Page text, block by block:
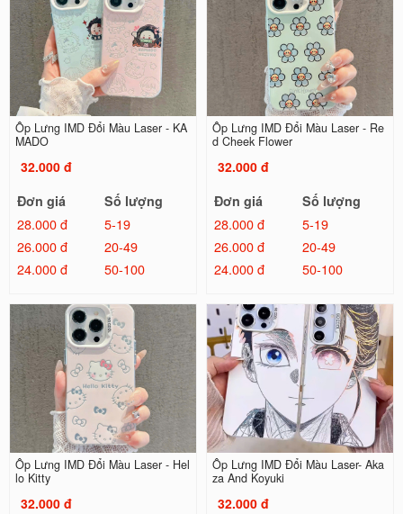
Ốp Lưng IMD Đổi Màu Laser - KA
MADO
32.000 đ
Đơn giá
Số lượng
28.000 đ
5-19
26.000 đ
20-49
24.000 đ
50-100
Ốp Lưng IMD Đổi Màu Laser - Re
d Cheek Flower
32.000 đ
Đơn giá
Số lượng
28.000 đ
5-19
26.000 đ
20-49
24.000 đ
50-100
Ốp Lưng IMD Đổi Màu Laser - Hel
lo Kitty
32.000 đ
Ốp Lưng IMD Đổi Màu Laser- Aka
za And Koyuki
32.000 đ